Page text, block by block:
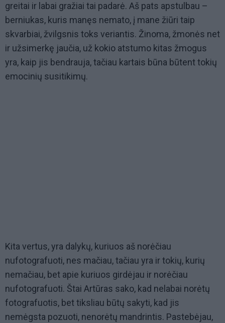
greitai ir labai gražiai tai padarė. Aš pats apstulbau –
berniukas, kuris manęs nemato, į mane žiūri taip
skvarbiai, žvilgsnis toks veriantis. Žinoma, žmonės net
ir užsimerkę jaučia, už kokio atstumo kitas žmogus
yra, kaip jis bendrauja, tačiau kartais būna būtent tokių
emocinių susitikimų.
Kita vertus, yra dalykų, kuriuos aš norėčiau
nufotografuoti, nes mačiau, tačiau yra ir tokių, kurių
nemačiau, bet apie kuriuos girdėjau ir norėčiau
nufotografuoti. Štai Artūras sako, kad nelabai norėtų
fotografuotis, bet tiksliau būtų sakyti, kad jis
nemėgsta pozuoti, nenorėtų mandrintis. Pastebėjau,